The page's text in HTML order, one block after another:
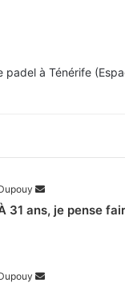
à Ténérife
31 ans, je pense